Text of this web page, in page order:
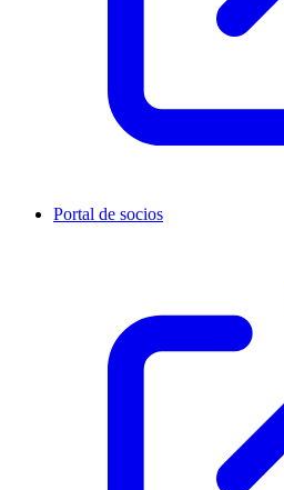
Portal de socios